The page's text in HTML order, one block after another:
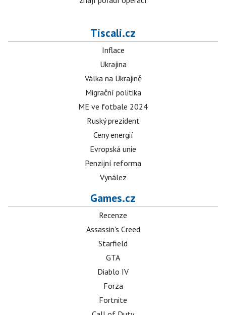
Tiscali.cz
Inflace
Ukrajina
Válka na Ukrajině
Migrační politika
ME ve fotbale 2024
Ruský prezident
Ceny energií
Evropská unie
Penzijní reforma
Vynález
Games.cz
Recenze
Assassin's Creed
Starfield
GTA
Diablo IV
Forza
Fortnite